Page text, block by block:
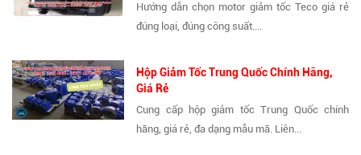
Hướng dẫn chọn motor giảm tốc Teco giá rẻ
đúng loại, đúng công suất....
Hộp Giảm Tốc Trung Quốc Chính Hãng,
Giá Rẻ
Cung cấp hộp giảm tốc Trung Quốc chính
hãng, giá rẻ, đa dạng mẫu mã. Liên...